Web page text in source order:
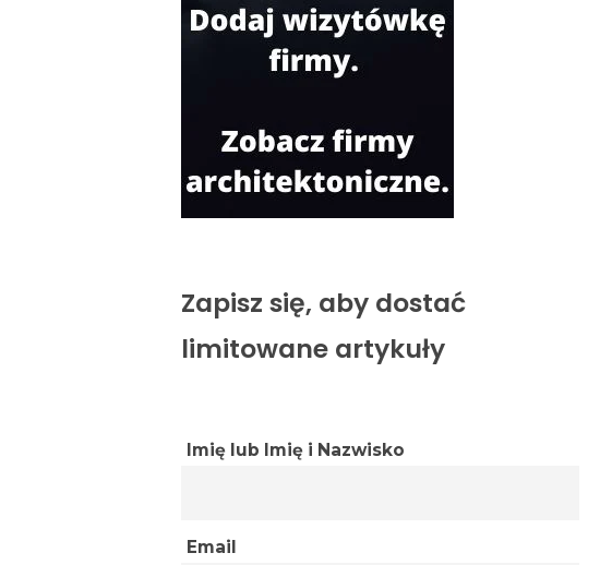
Zapisz się, aby dostać
limitowane artykuły
Imię lub Imię i Nazwisko
Email